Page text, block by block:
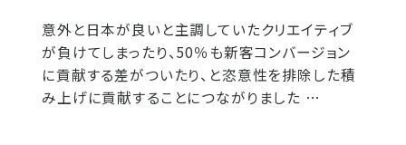
意外と日本が良いと主調していたクリエイティブ
が負けてしまったり、50％も新客コンバージョン
に貢献する差がついたり、と恣意性を排除した積
み上げに貢献することにつながりました …